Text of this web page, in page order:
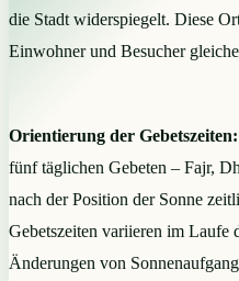
die Stadt widerspiegelt. Diese
Einwohner und Besucher
Orientierung der Gebetszeiten:
fünf täglichen Gebeten – Fajr,
nach der Position der Sonne
Gebetszeiten variieren im Laufe
Änderungen von